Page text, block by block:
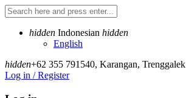
hidden Indonesian hidden
English
hidden+62 355 791540, Karangan, Trenggalek
Log in / Register